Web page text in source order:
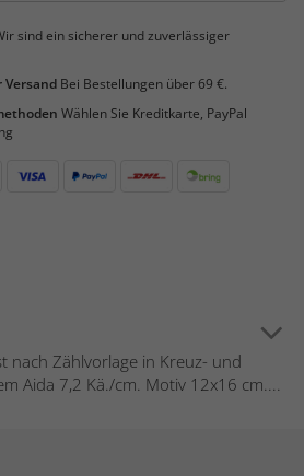
sind ein sicherer und zuverlässiger
Versand Bei Bestellungen über 69 €.
Wählen Sie Kreditkarte, PayPal
nach Zählvorlage in Kreuz- und
Aida 7,2 Kä./cm. Motiv 12x16 cm....